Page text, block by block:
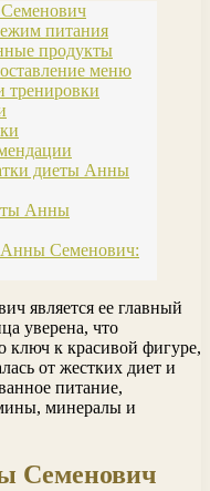
питания
продукты
меню
тренировки
диеты Анны
Анны
Анны Семенович:
является ее главный
уверена, что
ключ к красивой фигуре,
от жестких диет и
питание,
минералы и
Семенович